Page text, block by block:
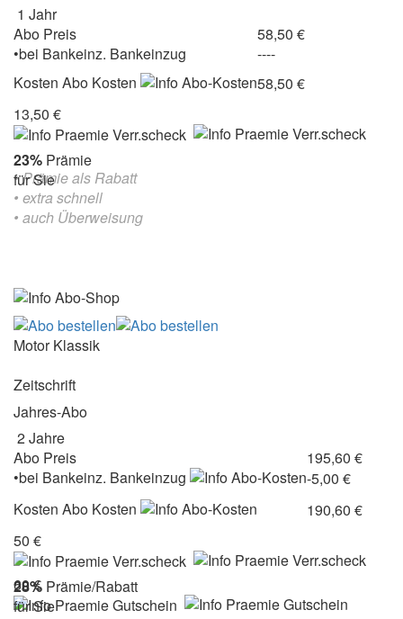
1 Jahr
Abo Preis
58,50 €
•bei Bankeinz. Bankeinzug
----
Kosten Abo Kosten
58,50 €
13,50 €
23% Prämie
für Sie
• Prämie als Rabatt
• extra schnell
• auch Überweisung
Motor Klassik
Zeitschrift
Jahres-Abo
2 Jahre
Abo Preis
195,60 €
•bei Bankeinz. Bankeinzug
-5,00 €
Kosten Abo Kosten
190,60 €
50 €
28% Prämie/Rabatt
für Sie
60 €